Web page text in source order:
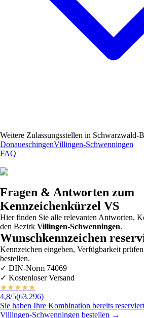
Weitere Zulassungsstellen in Schwarzwald-
DonaueschingenVillingen-Schwenningen
FAQ
Fragen & Antworten zum
Kennzeichenkürzel VS
Hier finden Sie alle relevanten Antworten,
den Bezirk Villingen-Schwenningen.
Wunschkennzeichen
Kennzeichen eingeben, Verfügbarkeit
bestellen.
✓ DIN-Norm 74069
✓ Kostenloser Versand
★★★★★
4,8/5(63.296)
Sie haben Ihre Kombination bereits
Villingen-Schwenningen bestellen →